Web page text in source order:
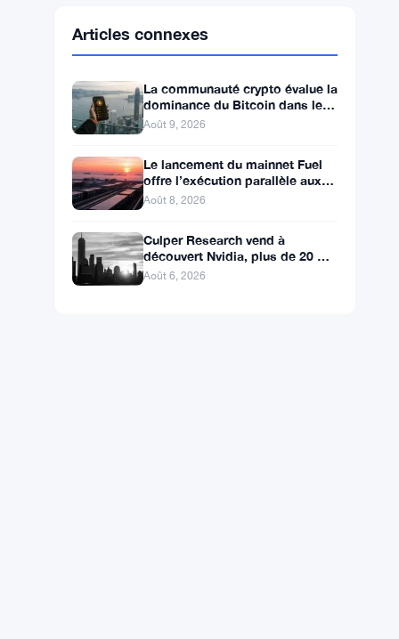
SolanaSOL $75.9959 ▲ +1.89%
XRPXRP $1.0376
La communauté crypto évalue la